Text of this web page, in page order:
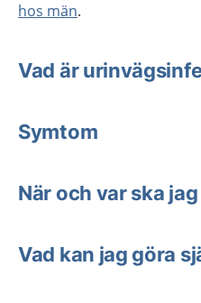
hos män.
Vad är
Symtom
När och var ska
Vad kan jag göra